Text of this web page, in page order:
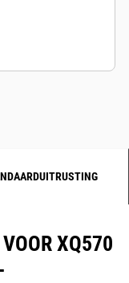
XQ570